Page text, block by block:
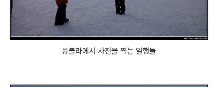
몽블라에서 사진을 찍는 일행들